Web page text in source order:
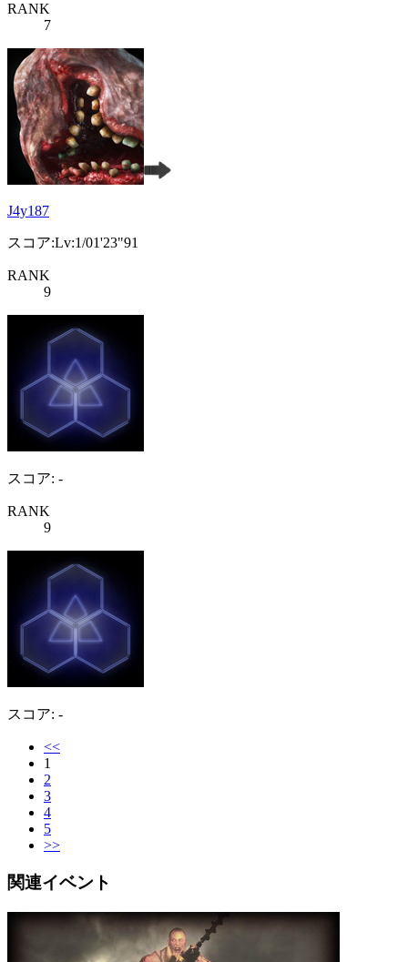
RANK
7
J4y187
スコア:Lv:1/01'23"91
RANK
9
スコア: -
RANK
9
スコア: -
<<
1
2
3
4
5
>>
関連イベント